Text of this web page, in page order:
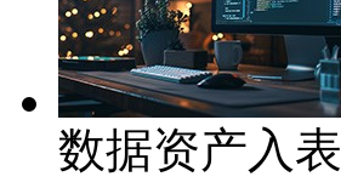
数据资产入表